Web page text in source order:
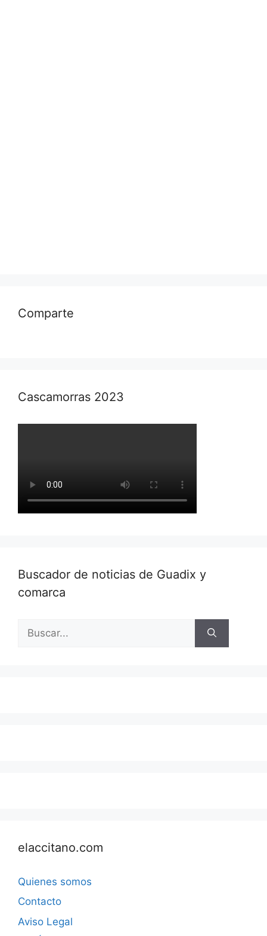
Comparte
Cascamorras 2023
Buscador de noticias de Guadix y
comarca
elaccitano.com
Quienes somos
Contacto
Aviso Legal